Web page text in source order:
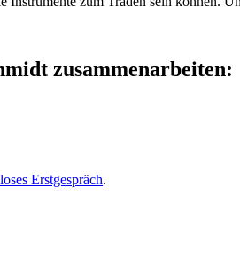
zusammenarbeiten:
Erstgespräch.